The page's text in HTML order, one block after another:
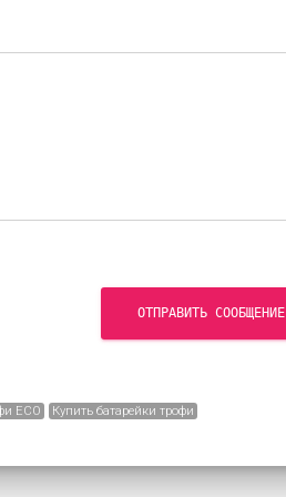
ОТПРАВИТЬ СООБЩЕНИЕ
ECO Купить батарейки трофи